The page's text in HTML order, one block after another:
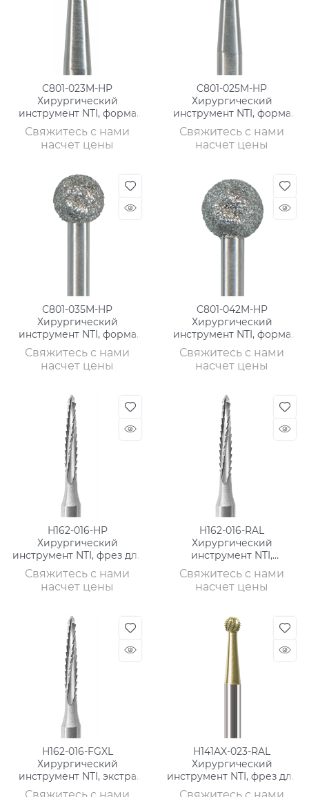
C801-023M-HP
Хирургический
инструмент NTI, форма
шаровидная, среднее
зерно, без кольца/синее
Свяжитесь с нами
насчет цены
C801-025M-HP
Хирургический
инструмент NTI, форма
шаровидная, среднее
зерно, без кольца/синее
Свяжитесь с нами
насчет цены
C801-035M-HP
Хирургический
инструмент NTI, форма
шаровидная, среднее
зерно, без кольца/синее
Свяжитесь с нами
насчет цены
C801-042M-HP
Хирургический
инструмент NTI, форма
шаровидная, среднее
зерно, без кольца/синее
Свяжитесь с нами
насчет цены
H162-016-HP
Хирургический
инструмент NTI, фрез для
Свяжитесь с нами
насчет цены
H162-016-RAL
Хирургический
инструмент NTI,
хвостовик длинный, фрез
для кости
Свяжитесь с нами
насчет цены
H162-016-FGXL
Хирургический
инструмент NTI, экстра
длинный, фрез для кости
H141AX-023-RAL
Хирургический
инструмент NTI, фрез для
кости, ТВС, хвостовик